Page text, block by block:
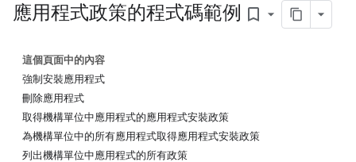
應用程式政策的程式碼範例 bookmark_border
這個頁面中的內容
強制安裝應用程式
刪除應用程式
取得機構單位中應用程式的應用程式安裝政策
為機構單位中的所有應用程式取得應用程式安裝政策
列出機構單位中應用程式的所有政策